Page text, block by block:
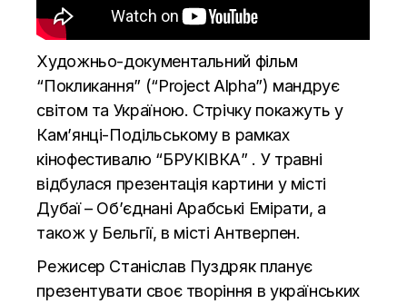
Художньо-документальний фільм
“Покликання” (“Project Alpha”) мандрує
світом та Україною. Стрічку покажуть у
Кам’янці-Подільському в рамках
кінофестивалю “БРУКІВКА” . У травні
відбулася презентація картини у місті
Дубаї – Об’єднані Арабські Емірати, а
також у Бельгії, в місті Антверпен.
Режисер Станіслав Пуздряк планує
презентувати своє творіння в українських